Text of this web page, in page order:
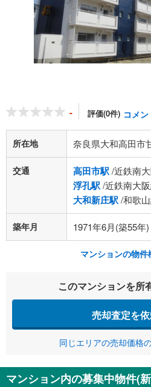
- 評価(0件) コメン
所在地 奈良県大和高田市
交通 高田市駅/近鉄南
浮孔駅/近鉄南大
大和新庄駅/和歌
築年月 1971年6月(築55年)
マンションの物件
このマンションを所
売却査定を
同じエリアの売却価格
マンション内の募集中物件(